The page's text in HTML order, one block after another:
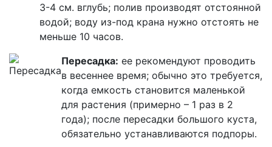
3-4 см. вглубь; полив производят отстоянной
водой; воду из-под крана нужно отстоять не
меньше 10 часов.
Пересадка: ее рекомендуют проводить
в весеннее время; обычно это требуется,
когда емкость становится маленькой
для растения (примерно – 1 раз в 2
года); после пересадки большого куста,
обязательно устанавливаются подпоры.